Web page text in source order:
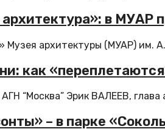
в МУАР
Музея архитектуры (МУАР) им.
как
“Москва” Эрик ВАЛЕЕВ, глава
– в парке